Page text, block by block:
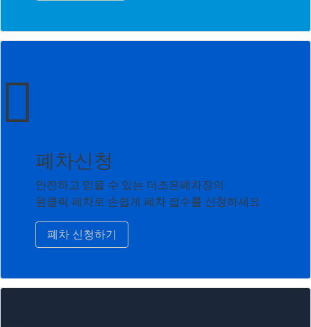
폐차신청
안전하고 믿을 수 있는 더조은폐차장의
원클릭 폐차로 손쉽게 폐차 접수를 신청하세요
폐차 신청하기